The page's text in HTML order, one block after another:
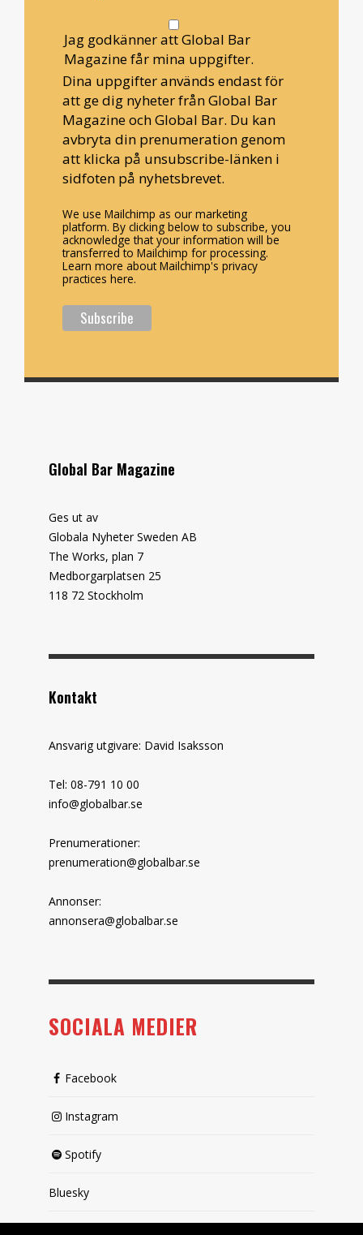
Jag godkänner att Global Bar
Magazine får mina uppgifter.
Dina uppgifter används endast för
att ge dig nyheter från Global Bar
Magazine och Global Bar. Du kan
avbryta din prenumeration genom
att klicka på unsubscribe-länken i
sidfoten på nyhetsbrevet.
We use Mailchimp as our marketing
platform. By clicking below to subscribe, you
acknowledge that your information will be
transferred to Mailchimp for processing.
Learn more about Mailchimp's privacy
practices here.
Global Bar Magazine
Ges ut av
Globala Nyheter Sweden AB
The Works, plan 7
Medborgarplatsen 25
118 72 Stockholm
Kontakt
Ansvarig utgivare: David Isaksson
Tel: 08-791 10 00
info@globalbar.se
Prenumerationer:
prenumeration@globalbar.se
Annonser:
annonsera@globalbar.se
SOCIALA MEDIER
Facebook
Instagram
Spotify
Bluesky